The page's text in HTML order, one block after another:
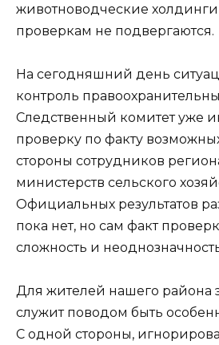
животноводческие
проверкам не подвергаются.
На сегодняшний день
контроль
Следственный комитет уже
проверку по факту
стороны сотрудников
министерств сельского
Официальных результатов
пока нет, но сам факт
сложность и
Для жителей нашего района
служит поводом быть
С одной стороны,